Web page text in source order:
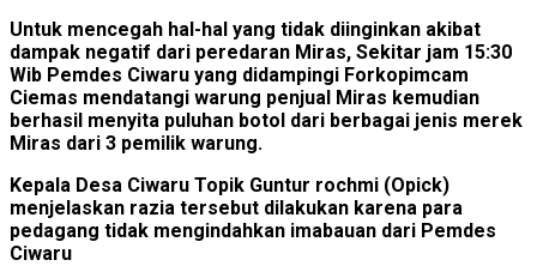
Untuk mencegah hal-hal yang tidak diinginkan akibat
dampak negatif dari peredaran Miras, Sekitar jam 15:30
Wib Pemdes Ciwaru yang didampingi Forkopimcam
Ciemas mendatangi warung penjual Miras kemudian
berhasil menyita puluhan botol dari berbagai jenis merek
Miras dari 3 pemilik warung.
Kepala Desa Ciwaru Topik Guntur rochmi (Opick)
menjelaskan razia tersebut dilakukan karena para
pedagang tidak mengindahkan imabauan dari Pemdes
Ciwaru